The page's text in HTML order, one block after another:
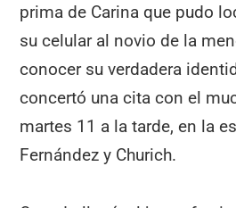
prima de Carina que pudo
su celular al novio de la
conocer su verdadera
concertó una cita con el
martes 11 a la tarde, en la
Fernández y Churich.